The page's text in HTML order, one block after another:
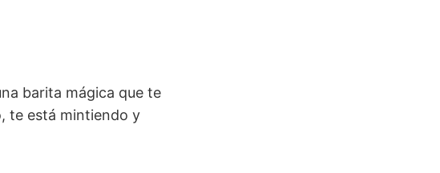
barita mágica que te
te está mintiendo y